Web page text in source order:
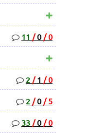
11 / 0 / 0
2 / 1 / 0
2 / 0 / 5
33 / 0 / 0